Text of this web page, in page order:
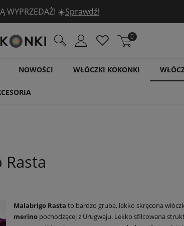
WYPRZEDAŻ! ☀️Sprawdź!
0
NOWOŚCI WŁÓCZKI KOKONKI
Rasta
Malabrigo Rasta to bardzo gruba, lekko skręcona
merino pochodzącej z Urugwaju. Lekko sfilcowana